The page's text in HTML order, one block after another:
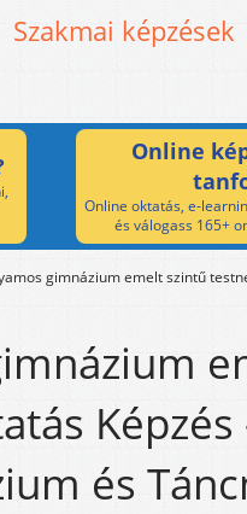
Szakmai képzések
Online
Online oktatás, e-
és válogass 165+
gimnázium emelt szintű
Képzés
és